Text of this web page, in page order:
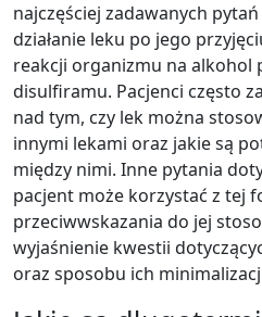
najczęściej zadawanych
działanie leku po jego
reakcji organizmu na alkohol
disulfiramu. Pacjenci często
nad tym, czy lek można
innymi lekami oraz jakie są
między nimi. Inne pytania
pacjent może korzystać z tej
przeciwwskazania do jej
wyjaśnienie kwestii
oraz sposobu ich